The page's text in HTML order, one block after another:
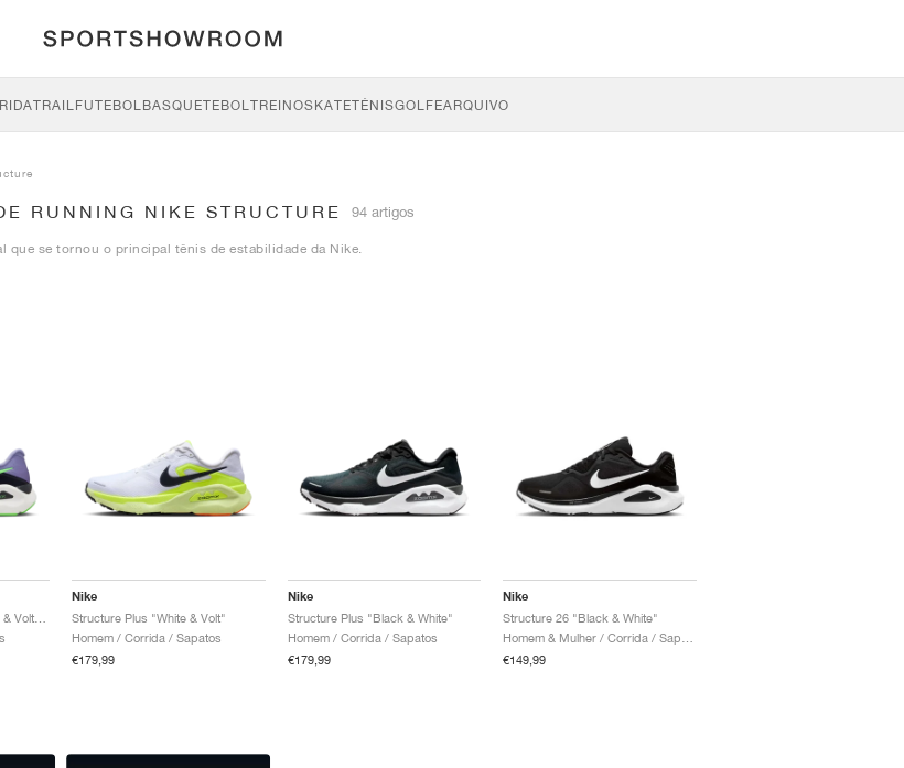
TRAILFUTEBOLBASQUETEBOLTREINOSKATETÉNISGOLFEARQUIVO
RUNNING NIKE STRUCTURE 94 artigos
que se tornou o principal tênis de estabilidade da Nike.
Nike
Structure Plus "White & Volt"
Homem / Corrida / Sapatos
€179,99
Nike
Structure Plus "Black & White"
Homem / Corrida / Sapatos
€179,99
Nike
Structure 26 "Black & White"
€149,99